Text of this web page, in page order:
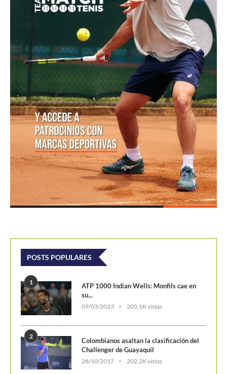
Equipo masculino de Colombia logró su mejor
resultado en el Campeonato Mundial Sub-14 de Tenis